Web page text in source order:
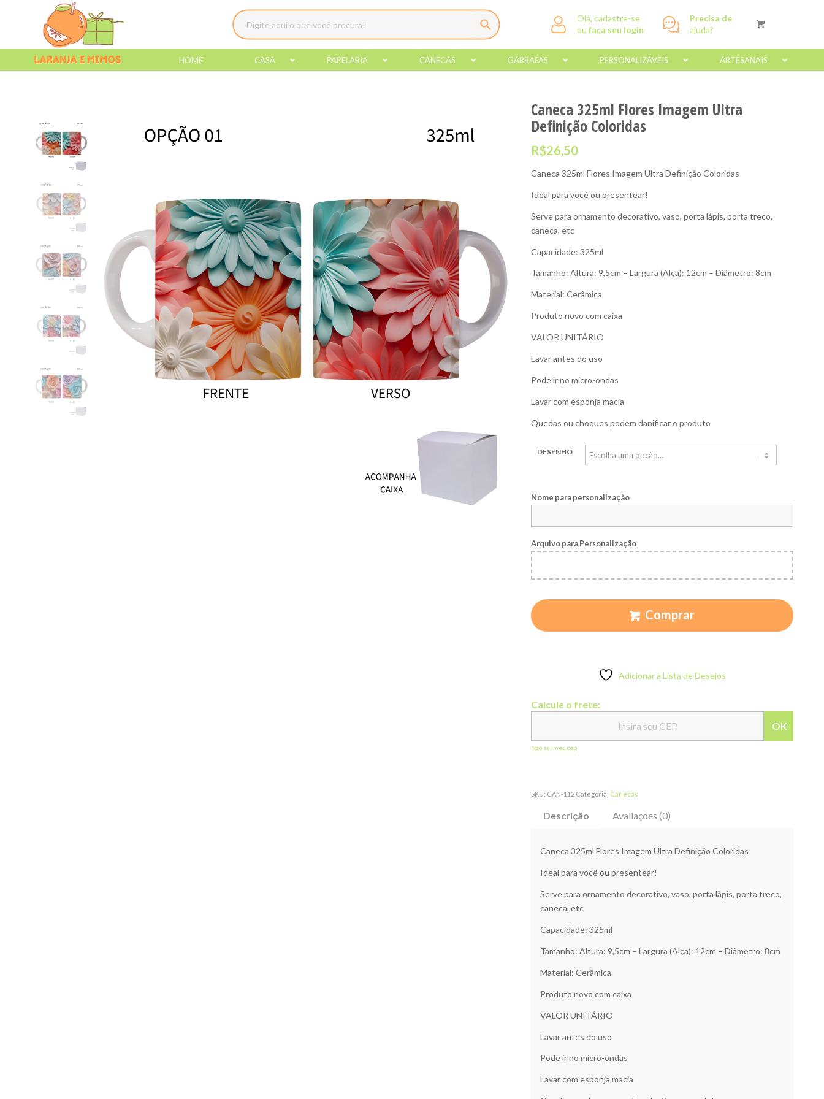
Olá, cadastre-se
oufaça seu login
Precisa de
ajuda?
HOME CASA PAPELARIA CANECAS GARRAFAS PERSONALIZÁVEIS ARTESANAIS
Caneca 325ml Flores Imagem Ultra
Definição Coloridas
R$26,50
Caneca 325ml Flores Imagem Ultra Definição Coloridas
Ideal para você ou presentear!
Serve para ornamento decorativo, vaso, porta lápis, porta treco,
caneca, etc
Capacidade: 325ml
Tamanho: Altura: 9,5cm – Largura (Alça): 12cm – Diâmetro: 8cm
Material: Cerâmica
Produto novo com caixa
VALOR UNITÁRIO
Lavar antes do uso
Pode ir no micro-ondas
Lavar com esponja macia
Quedas ou choques podem danificar o produto
DESENHO
Nome para personalização
Arquivo para Personalização
Comprar
Adicionar à Lista de Desejos
Calcule o frete:
OK
Não sei meu cep
SKU: CAN-112 Categoria: Canecas
Descrição Avaliações (0)
Caneca 325ml Flores Imagem Ultra Definição Coloridas
Ideal para você ou presentear!
Serve para ornamento decorativo, vaso, porta lápis, porta treco,
caneca, etc
Capacidade: 325ml
Tamanho: Altura: 9,5cm – Largura (Alça): 12cm – Diâmetro: 8cm
Material: Cerâmica
Produto novo com caixa
VALOR UNITÁRIO
Lavar antes do uso
Pode ir no micro-ondas
Lavar com esponja macia